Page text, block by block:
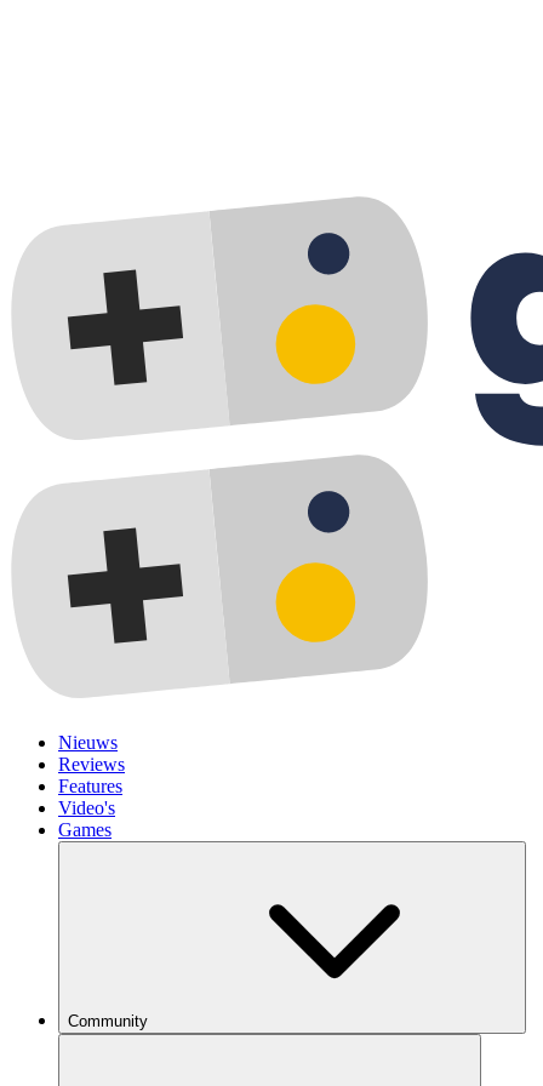
Nieuws
Reviews
Features
Video's
Games
Community